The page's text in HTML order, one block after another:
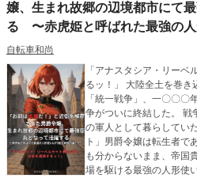
嬢、生まれ故郷の辺境都市にて
る 〜赤虎姫と呼ばれた最強の
自転車和尚
「アナスタシア・リー
るッ！」 大陸全土を巻き込んで最悪の大戦禍を生み出した
「統一戦争」、一〇〇
争がついに終結した。 戦
の軍人として暮らしてい
ト」男爵令嬢は転生者で
も分からないまま、帝国
場を駆ける最強の人形使